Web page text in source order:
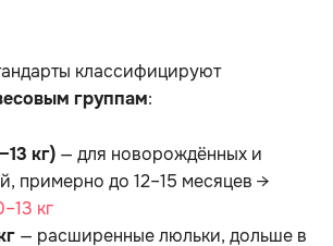
классифицируют
группам:
кг) — для новорождённых и
примерно до 12–15 месяцев →
кг
— расширенные люльки, дольше в